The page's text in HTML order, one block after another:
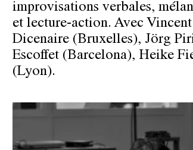
improvisations verbales,
et lecture-action. Avec
Dicenaire (Bruxelles), Jörg
Escoffet (Barcelona), Heike
(Lyon).